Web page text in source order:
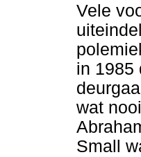
Vele
in 1985
wat
Small